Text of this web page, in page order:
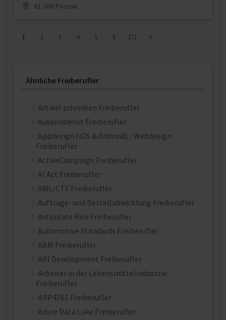
61-306 Poznań
1 2 3 4 5 6 271
Ähnliche Freiberufler
Artikel schreiben Freiberufler
Aussendienst Freiberufler
Appdesign (iOS & Android) / Webdesign
Freiberufler
ActiveCampaign Freiberufler
AI Act Freiberufler
AML/CTF Freiberufler
Auftrags- und Bestellabwicklung Freiberufler
Articulate Rise Freiberufler
Automotive Standards Freiberufler
ABM Freiberufler
API Development Freiberufler
Arbeiter in der Lebensmittelindustrie
Freiberufler
ARP4761 Freiberufler
Azure Data Lake Freiberufler